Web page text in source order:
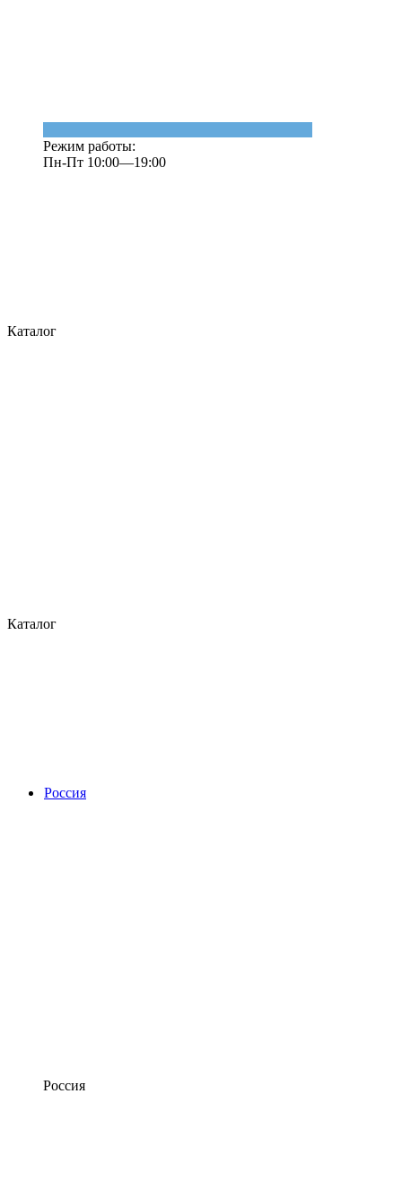
Режим работы:
Пн-Пт 10:00—19:00
Каталог
Каталог
Россия
Россия